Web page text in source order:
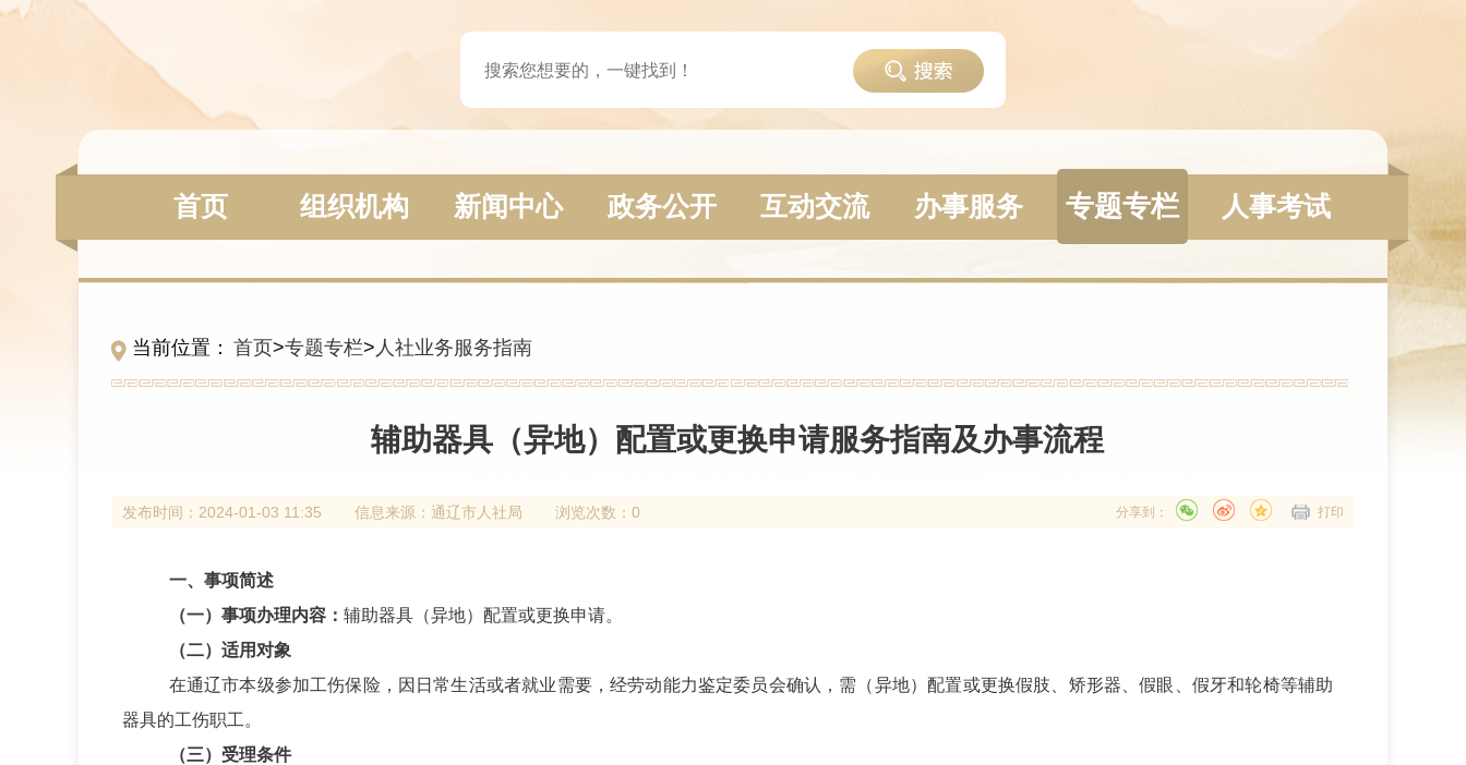
首页 组织机构 新闻中心 政务公开 互动交流 办事服务 专题专栏 人事考试
当前位置： 首页>专题专栏> 人社业务服务指南
辅助器具（异地）配置或更换申请服务指南及办事流程
发布时间： 2024-01-03 11:35 信息来源： 通辽市人社局 浏览次数：0 打印
分享到：
一、事项简述
（一）事项办理内容： 辅助器具（异地）配置或更换申请。
（二）适用对象
在通辽市本级参加工伤保险， 因日常生活或者就业需要，经劳动能力鉴定委员会确认， 需（异地） 配置或更换假肢、矫形器、假眼、假牙和轮椅等辅助
器具的工伤职工。
（三）受理条件